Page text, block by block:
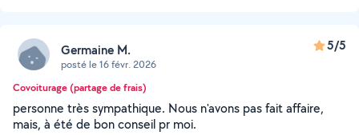
Germaine M.
posté le 16 févr. 2026
5/5
Covoiturage (partage de frais)
personne très sympathique. Nous n'avons pas fait affaire,
mais, à été de bon conseil pr moi.